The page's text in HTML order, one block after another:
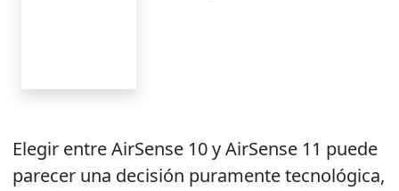
Elegir entre AirSense 10 y AirSense 11 puede
parecer una decisión puramente tecnológica,